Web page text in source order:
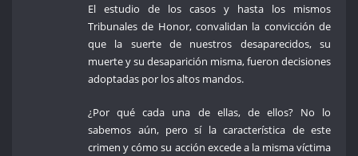
El estudio de los casos y hasta los mismos
Tribunales de Honor, convalidan la convicción de
que la suerte de nuestros desaparecidos, su
muerte y su desaparición misma, fueron decisiones
adoptadas por los altos mandos.
¿Por qué cada una de ellas, de ellos? No lo
sabemos aún, pero sí la característica de este
crimen y cómo su acción excede a la misma víctima